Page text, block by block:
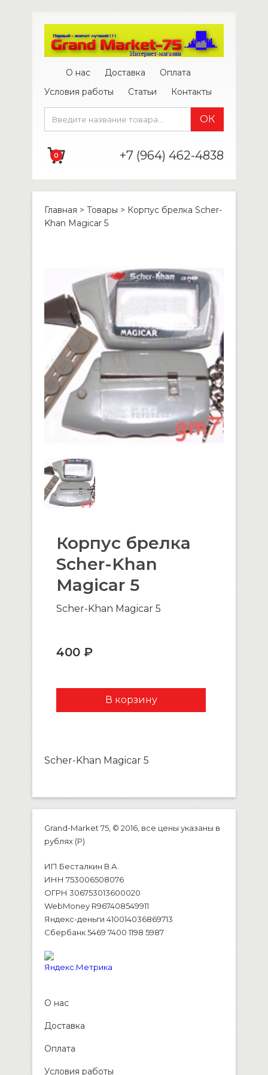
О нас Доставка
Оплата
Условия работы
Статьи Контакты
0 +7 (964) 462-4838
Главная > Товары > Корпус брелка Scher-
Khan Magicar 5
Корпус брелка
Scher-Khan
Magicar 5
Scher-Khan Magicar 5
400 ₽
Scher-Khan Magicar 5
Grand-Market 75, © 2016, все цены указаны в
рублях (P)
ИП Бесталкин В.А.
ИНН 753006508076
ОГРН 306753013600020
WebMoney R967408549911
Яндекс-деньги 410014036869713
Сбербанк 5469 7400 1198 5987
О нас
Доставка
Оплата
Условия работы